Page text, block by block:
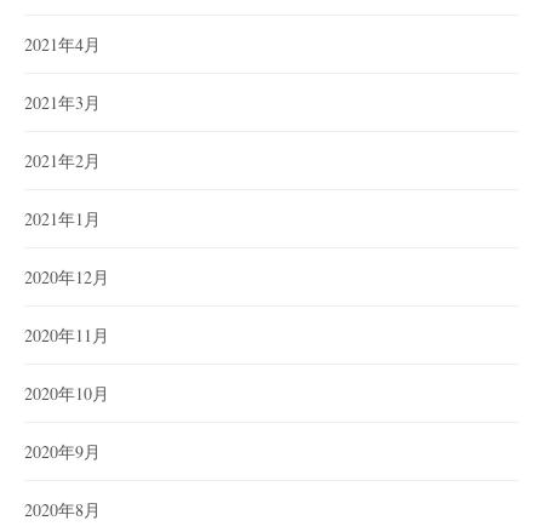
2021年4月
2021年3月
2021年2月
2021年1月
2020年12月
2020年11月
2020年10月
2020年9月
2020年8月